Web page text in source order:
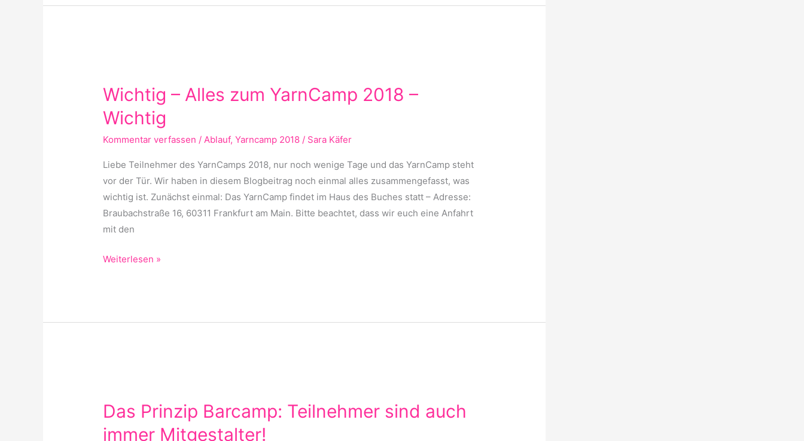
Wichtig – Alles zum YarnCamp 2018 –
Wichtig
Kommentar verfassen /Ablauf,Yarncamp 2018 / Sara Käfer
Liebe Teilnehmer des YarnCamps 2018, nur noch wenige Tage und das YarnCamp steht
vor der Tür. Wir haben in diesem Blogbeitrag noch einmal alles zusammengefasst, was
wichtig ist. Zunächst einmal: Das YarnCamp findet im Haus des Buches statt – Adresse:
Braubachstraße 16, 60311 Frankfurt am Main. Bitte beachtet, dass wir euch eine Anfahrt
mit den
Alles
zum
YarnCamp
2018
Weiterlesen »
Das Prinzip Barcamp: Teilnehmer sind auch
immer Mitgestalter!
Barcamp:
Teilnehmer